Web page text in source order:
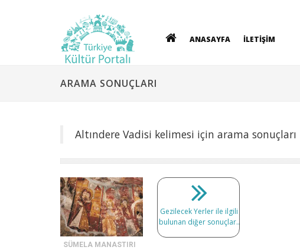
ANASAYFA İLETİŞİM
ARAMA SONUÇLARI
Altındere Vadisi kelimesi için arama sonuçları
SÜMELA MANASTIRI
Gezilecek Yerler ile ilgili
bulunan diğer sonuçlar..